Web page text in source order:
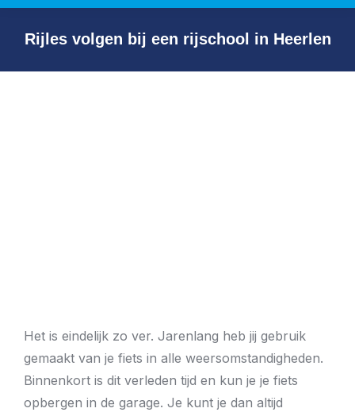
Rijles volgen bij een rijschool in Heerlen
Het is eindelijk zo ver. Jarenlang heb jij gebruik
gemaakt van je fiets in alle weersomstandigheden.
Binnenkort is dit verleden tijd en kun je je fiets
opbergen in de garage. Je kunt je dan altijd